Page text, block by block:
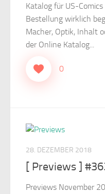
Katalog für US-
Bestellung wirklich
Macher, Optik, Inhalt
der Online Katalog...
0
28. DEZEMBER 2018
[ Previews ]
Previews November